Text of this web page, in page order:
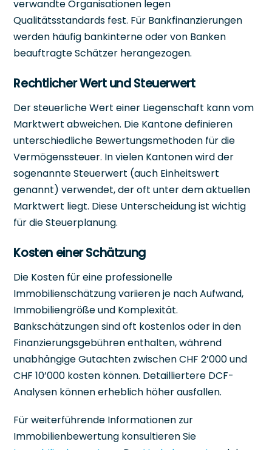
verwandte Organisationen legen
Qualitätsstandards fest. Für Bankfinanzierungen
werden häufig bankinterne oder von Banken
beauftragte Schätzer herangezogen.
Rechtlicher Wert und Steuerwert
Der steuerliche Wert einer Liegenschaft kann vom
Marktwert abweichen. Die Kantone definieren
unterschiedliche Bewertungsmethoden für die
Vermögenssteuer. In vielen Kantonen wird der
sogenannte Steuerwert (auch Einheitswert
genannt) verwendet, der oft unter dem aktuellen
Marktwert liegt. Diese Unterscheidung ist wichtig
für die Steuerplanung.
Kosten einer Schätzung
Die Kosten für eine professionelle
Immobilienschätzung variieren je nach Aufwand,
Immobiliengröße und Komplexität.
Bankschätzungen sind oft kostenlos oder in den
Finanzierungsgebühren enthalten, während
unabhängige Gutachten zwischen CHF 2’000 und
CHF 10’000 kosten können. Detailliertere DCF-
Analysen können erheblich höher ausfallen.
Für weiterführende Informationen zur
Immobilienbewertung konsultieren Sie